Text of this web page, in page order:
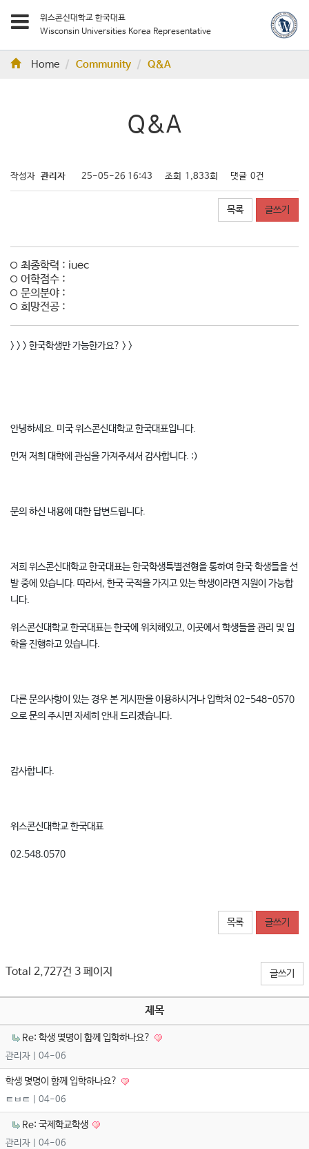
위스콘신대학교 한국대표
Wisconsin Universities Korea Representative
Home Community Q&A
Q&A
작성자 관리자 25-05-26 16:43 조회 1,833회 댓글 0건
목록 글쓰기
최종학력 : iuec
어학점수 :
문의분야 :
희망전공 :
> > > 한국학생만 가능한가요? > >
안녕하세요. 미국 위스콘신대학교 한국대표입니다.
먼저 저희 대학에 관심을 가져주셔서 감사합니다. :)
문의 하신 내용에 대한 답변드립니다.
저희 위스콘신대학교 한국대표는 한국학생특별전형을 통하여 한국 학생들을 선
발 중에 있습니다. 따라서, 한국 국적을 가지고 있는 학생이라면 지원이 가능합
니다.
위스콘신대학교 한국대표는 한국에 위치해있고, 이곳에서 학생들을 관리 및 입
학을 진행하고 있습니다.
다른 문의사항이 있는 경우 본 게시판을 이용하시거나 입학처 02-548-0570
으로 문의 주시면 자세히 안내 드리겠습니다.
감사합니다.
위스콘신대학교 한국대표
02.548.0570​
목록 글쓰기
Total 2,727건 3 페이지 글쓰기
제목
Re: 학생 몇명이 함께 입학하나요?
관리자 | 04-06
학생 몇명이 함께 입학하나요?
ㅌㅂㅌ | 04-06
Re: 국제학교학생
관리자 | 04-06